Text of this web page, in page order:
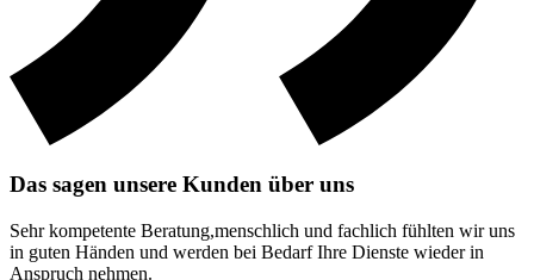
Das sagen unsere Kunden über uns
Sehr kompetente Beratung,menschlich und fachlich fühlten wir uns
in guten Händen und werden bei Bedarf Ihre Dienste wieder in
Anspruch nehmen.